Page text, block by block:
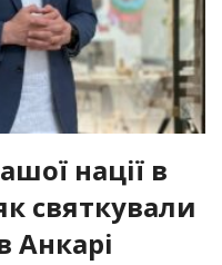
нації в
святкували